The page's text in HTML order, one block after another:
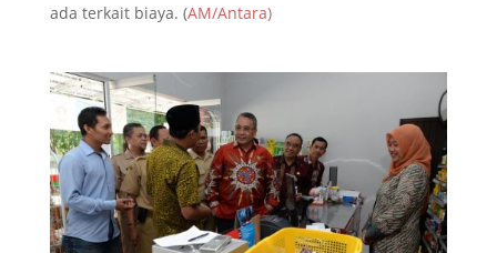
ada terkait biaya. (AM/Antara)